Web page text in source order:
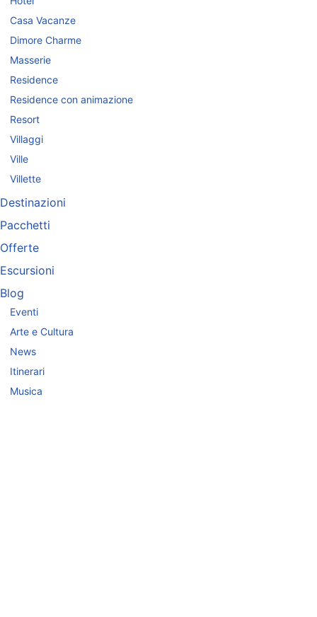
Casa Vacanze
Dimore Charme
Masserie
Residence
Residence con animazione
Resort
Villaggi
Ville
Villette
Destinazioni
Pacchetti
Offerte
Escursioni
Blog
Eventi
Arte e Cultura
News
Itinerari
Musica